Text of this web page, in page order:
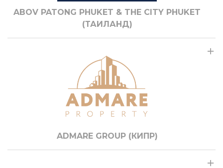
ABOV PATONG PHUKET & THE CITY PHUKET
(ТАИЛАНД)
ADMARE GROUP (КИПР)